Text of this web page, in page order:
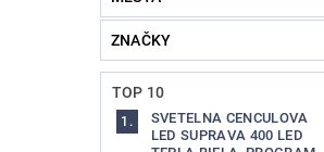
ZNAČKY
TOP 10
SVETELNA CENCULOVA
LED SUPRAVA 400 LED